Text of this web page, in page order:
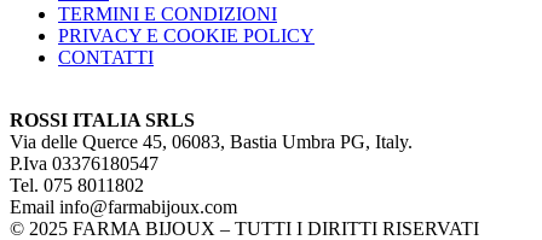
TERMINI E CONDIZIONI
PRIVACY E COOKIE POLICY
CONTATTI
ROSSI ITALIA SRLS
Via delle Querce 45, 06083, Bastia Umbra PG, Italy.
P.Iva 03376180547
Tel. 075 8011802
Email info@farmabijoux.com
© 2025 FARMA BIJOUX – TUTTI I DIRITTI RISERVATI